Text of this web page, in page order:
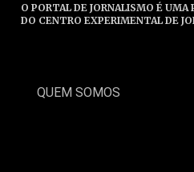
O PORTAL DE JORNALISMO É UMA
DO CENTRO EXPERIMENTAL DE
QUEM SOMOS